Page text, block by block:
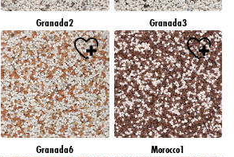
Granada2 Granada3
Granada6 Morocco1